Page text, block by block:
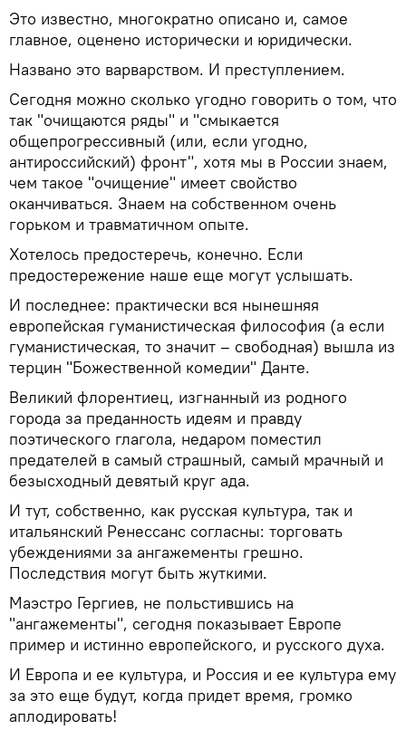
Это известно, многократно описано и, самое
главное, оценено исторически и юридически.
Названо это варварством. И преступлением.
Сегодня можно сколько угодно говорить о том, что
так "очищаются ряды" и "смыкается
общепрогрессивный (или, если угодно,
антироссийский) фронт", хотя мы в России знаем,
чем такое "очищение" имеет свойство
оканчиваться. Знаем на собственном очень
горьком и травматичном опыте.
Хотелось предостеречь, конечно. Если
предостережение наше еще могут услышать.
И последнее: практически вся нынешняя
европейская гуманистическая философия (а если
гуманистическая, то значит – свободная) вышла из
терцин "Божественной комедии" Данте.
Великий флорентиец, изгнанный из родного
города за преданность идеям и правду
поэтического глагола, недаром поместил
предателей в самый страшный, самый мрачный и
безысходный девятый круг ада.
И тут, собственно, как русская культура, так и
итальянский Ренессанс согласны: торговать
убеждениями за ангажементы грешно.
Последствия могут быть жуткими.
Маэстро Гергиев, не польстившись на
"ангажементы", сегодня показывает Европе
пример и истинно европейского, и русского духа.
И Европа и ее культура, и Россия и ее культура ему
за это еще будут, когда придет время, громко
аплодировать!